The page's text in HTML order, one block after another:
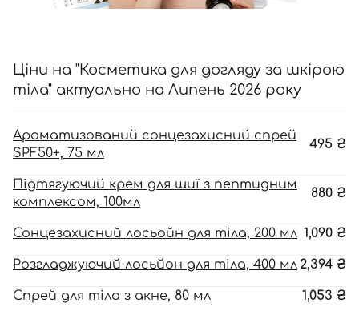
Ціни на "Косметика для догляду за шкірою
тіла" актуально на Липень 2026 року
Ароматизований сонцезахисний спрей
SPF50+, 75 мл
495 ₴
Підтягуючий крем для шиї з пептидним
комплексом, 100мл
880 ₴
Сонцезахисний лосьойн для тіла, 200 мл 1,090 ₴
Розгладжуючий лосьйон для тіла, 400 мл 2,394 ₴
Спрей для тіла з акне, 80 мл 1,053 ₴